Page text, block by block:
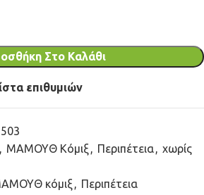
Στο Καλάθι
επιθυμιών
503
ΜΑΜΟΥΘ Κόμιξ Περιπέτεια
χωρίς
κόμιξ
Περιπέτεια